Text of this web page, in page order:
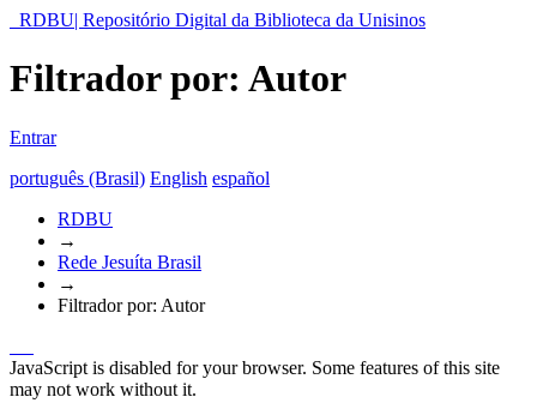
RDBU| Repositório Digital da Biblioteca da Unisinos
Filtrador por: Autor
Entrar
português (Brasil) English español
RDBU
→
Rede Jesuíta Brasil
→
Filtrador por: Autor
JavaScript is disabled for your browser. Some features of this site
may not work without it.